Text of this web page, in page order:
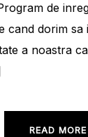
de
cand dorim sa
a noastra
READ MORE